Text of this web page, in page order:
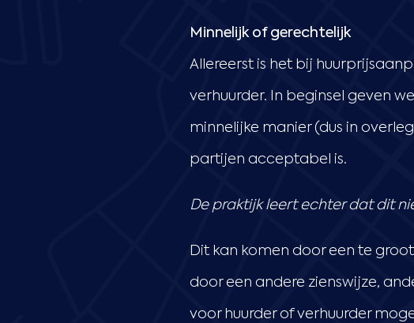
Minnelijk of gerechtelijk
Allereerst is het bij
verhuurder. In beginsel geven
minnelijke manier (dus in
partijen acceptabel is.
De praktijk leert echter dat dit
Dit kan komen door een te
door een andere zienswijze,
voor huurder of verhuurder